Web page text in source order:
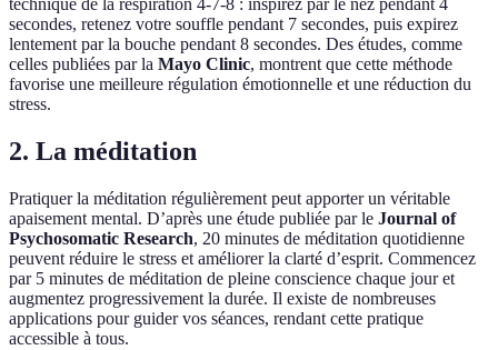
technique de la respiration 4-7-8 : inspirez par le nez pendant 4
secondes, retenez votre souffle pendant 7 secondes, puis expirez
lentement par la bouche pendant 8 secondes. Des études, comme
celles publiées par la Mayo Clinic, montrent que cette méthode
favorise une meilleure régulation émotionnelle et une réduction du
stress.
2. La méditation
Pratiquer la méditation régulièrement peut apporter un véritable
apaisement mental. D’après une étude publiée par le Journal of
Psychosomatic Research, 20 minutes de méditation quotidienne
peuvent réduire le stress et améliorer la clarté d’esprit. Commencez
par 5 minutes de méditation de pleine conscience chaque jour et
augmentez progressivement la durée. Il existe de nombreuses
applications pour guider vos séances, rendant cette pratique
accessible à tous.